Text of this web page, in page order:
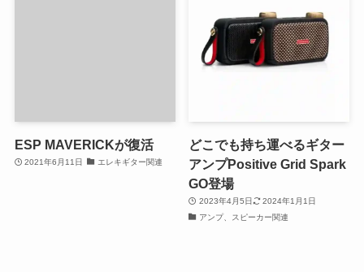
ESP MAVERICKが復活
2021年6月11日 エレキギター関連
どこでも持ち運べるギター
アンプPositive Grid Spark
GO登場
2023年4月5日
2024年1月1日
アンプ、スピーカー関連